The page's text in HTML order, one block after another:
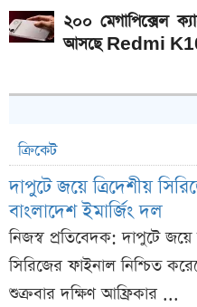
২০০ মেগাপিক্সেল
আসছে Redmi
ক্রিকেট
দাপুটে জয়ে ত্রিদেশীয়
বাংলাদেশ ইমার্জিং দল
নিজস্ব প্রতিবেদক: দাপুটে জয়ে
সিরিজের ফাইনাল নিশ্চিত
শুক্রবার দক্ষিণ আফ্রিকার ...